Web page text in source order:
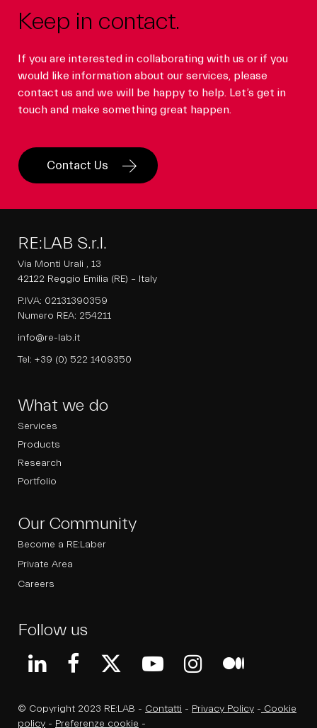
Keep in contact.
If you are interested in collaborating with us or if you
would like information about our services, please
contact us and we will be happy to help. Let’s get in
touch and make something great happen.
Contact Us
RE:LAB S.r.l.
Via Monti Urali , 13
42122 Reggio Emilia (RE) – Italy
P.IVA: 02131390359
Numero REA: 254211
info@re-lab.it
Tel: +39 (0) 522 1409350
What we do
Services
Products
Research
Portfolio
Our Community
Become a RE:Laber
Private Area
Careers
Follow us
© Copyright 2023 RE:LAB - Contatti - Privacy Policy - Cookie
policy - Preferenze cookie -